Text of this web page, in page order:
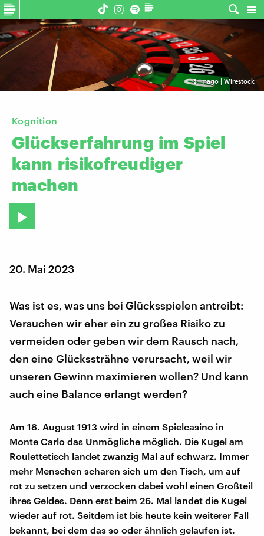
©imago | Wirestock
Kognition
Glückserfahrung im Spiel
kann risikofreudiger
machen
20. Mai 2023
Was ist es, was uns bei Glücksspielen antreibt:
Versuchen wir eher ein zu großes Risiko zu
vermeiden oder geben wir dem Rausch nach,
den eine Glückssträhne verursacht, weil wir
unseren Gewinn maximieren wollen? Und kann
auch eine Balance erlangt werden?
Am 18. August 1913 wird in einem Spielcasino in
Monte Carlo das Unmögliche möglich. Die Kugel am
Roulettetisch landet zwanzig Mal auf schwarz. Immer
mehr Menschen scharen sich um den Tisch, um auf
rot zu setzen und verzocken dabei wohl einen Großteil
ihres Geldes. Denn erst beim 26. Mal landet die Kugel
wieder auf rot. Seitdem ist bis heute kein weiterer Fall
bekannt, bei dem das so oder ähnlich gelaufen ist.